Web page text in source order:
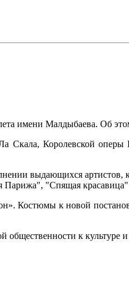
имени Малдыбаева. Об
Скала, Королевской
выдающихся
"Спящая красавица"
Костюмы к новой
к культуре